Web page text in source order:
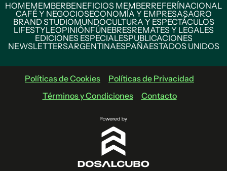
HOMEMEMBERBENEFICIOS MEMBERREFERÍNACIONAL
CAFÉ Y NEGOCIOSECONOMÍA Y EMPRESASAGRO
BRAND STUDIOMUNDOCULTURA Y ESPECTÁCULOS
LIFESTYLEOPINIÓNFÚNEBRESREMATES Y LEGALES
EDICIONES ESPECIALESPUBLICACIONES
NEWSLETTERSARGENTINAESPAÑAESTADOS UNIDOS
Políticas de Cookies
Políticas de Privacidad
Términos y Condiciones
Contacto